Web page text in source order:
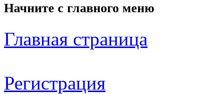
Начните с главного меню
Главная страница
Регистрация